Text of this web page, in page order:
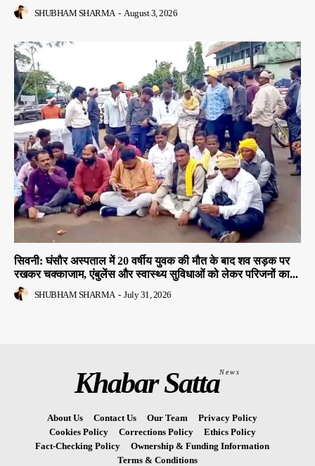
SHUBHAM SHARMA - August 3, 2026
सिवनी: घंसौर अस्पताल में 20 वर्षीय युवक की मौत के बाद शव सड़क पर
रखकर चक्काजाम, एंबुलेंस और स्वास्थ्य सुविधाओं को लेकर परिजनों का...
SHUBHAM SHARMA - July 31, 2026
Khabar SattaNews
About Us Contact Us Our Team
Privacy Policy
Cookies Policy
Corrections Policy
Ethics Policy
Fact-Checking Policy
Ownership & Funding Information
Terms & Conditions